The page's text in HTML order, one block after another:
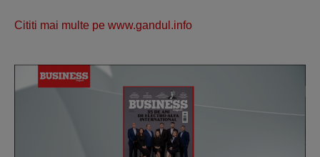
Cititi mai multe pe www.gandul.info